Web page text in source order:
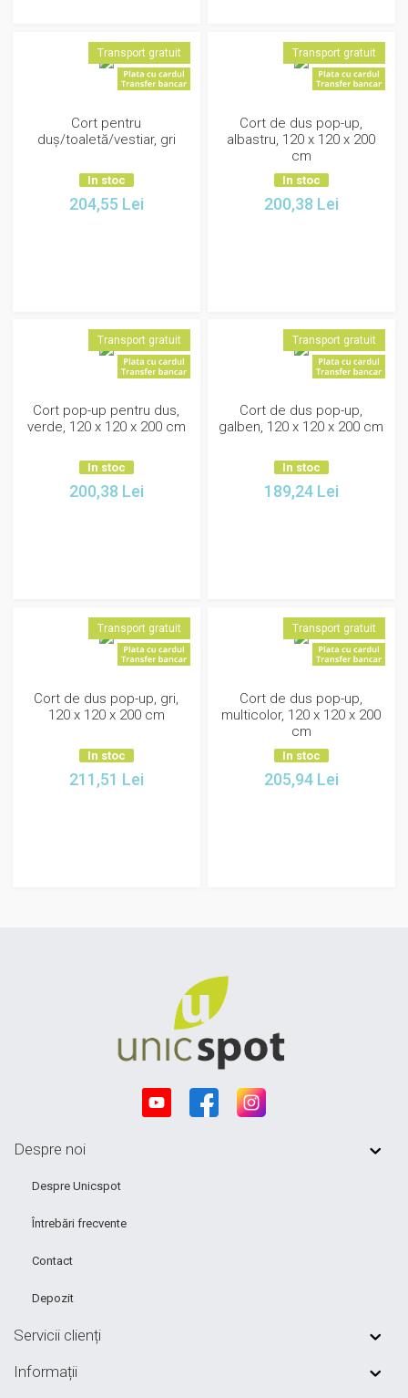
Transport gratuit
Cort pentru
duș/toaletă/vestiar, gri
In stoc
204,55 Lei
Transport gratuit
Cort de dus pop-up,
albastru, 120 x 120 x 200
cm
In stoc
200,38 Lei
Transport gratuit
Cort pop-up pentru dus,
verde, 120 x 120 x 200 cm
In stoc
200,38 Lei
Transport gratuit
Cort de dus pop-up,
galben, 120 x 120 x 200 cm
In stoc
189,24 Lei
Transport gratuit
Cort de dus pop-up, gri,
120 x 120 x 200 cm
In stoc
211,51 Lei
Transport gratuit
Cort de dus pop-up,
multicolor, 120 x 120 x 200
cm
In stoc
205,94 Lei
Despre noi
Despre Unicspot
Întrebări frecvente
Contact
Depozit
Servicii clienți
Informații